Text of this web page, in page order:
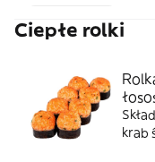
Ciepłe rolki
krab